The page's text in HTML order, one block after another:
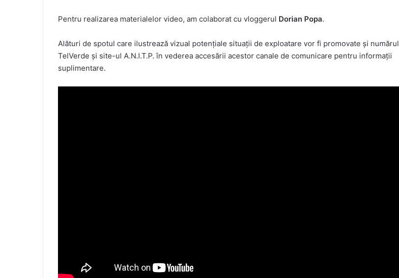
Pentru realizarea materialelor video, am colaborat cu vloggerul Dorian Popa.
Alături de spotul care ilustrează vizual potențiale situații de exploatare vor fi promovate și numărul
TelVerde și site-ul A.N.I.T.P. în vederea accesării acestor canale de comunicare pentru informații
suplimentare.